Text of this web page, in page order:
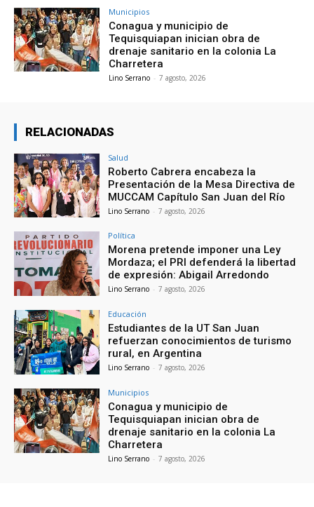
Municipios
Conagua y municipio de
Tequisquiapan inician obra de
drenaje sanitario en la colonia La
Charretera
Lino Serrano - 7 agosto, 2026
RELACIONADAS
Salud
Roberto Cabrera encabeza la
Presentación de la Mesa Directiva de
MUCCAM Capítulo San Juan del Río
Lino Serrano - 7 agosto, 2026
Política
Morena pretende imponer una Ley
Mordaza; el PRI defenderá la libertad
de expresión: Abigail Arredondo
Lino Serrano - 7 agosto, 2026
Educación
Estudiantes de la UT San Juan
refuerzan conocimientos de turismo
rural, en Argentina
Lino Serrano - 7 agosto, 2026
Municipios
Conagua y municipio de
Tequisquiapan inician obra de
drenaje sanitario en la colonia La
Charretera
Lino Serrano - 7 agosto, 2026